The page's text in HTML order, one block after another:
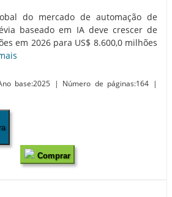
do mercado de automação de
baseado em IA deve crescer de
em 2026 para US$ 8.600,0 milhões
base:2025 | Número de páginas:164
|
Comprar